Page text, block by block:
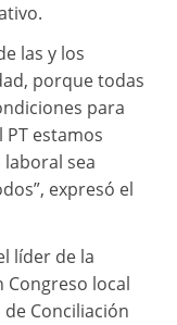
las y los
porque todas
para
estamos
sea
expresó el
líder de la
Congreso local
Conciliación